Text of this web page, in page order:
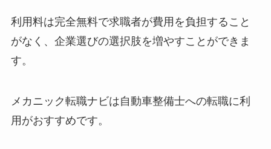
利用料は完全無料で求職者が費用を負担すること
がなく、企業選びの選択肢を増やすことができま
す。
メカニック転職ナビは自動車整備士への転職に利
用がおすすめです。